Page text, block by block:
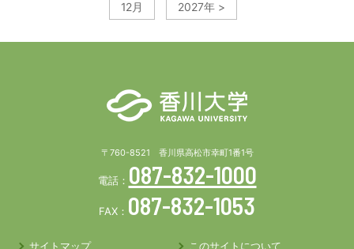
12月 2027年 >
〒760-8521 香川県高松市幸町1番1号
電話： 087-832-1000
FAX： 087-832-1053
サイトマップ このサイトについて